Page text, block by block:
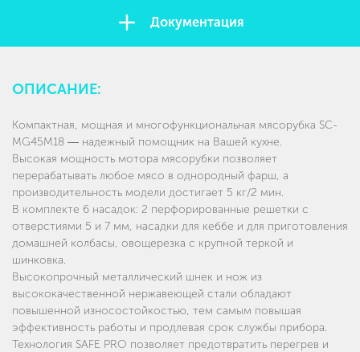
Документация
ОПИСАНИЕ:
Компактная, мощная и многофункциональная мясорубка SC-
MG45M18 ― надежный помощник на Вашей кухне.
Высокая мощность мотора мясорубки позволяет
перерабатывать любое мясо в однородный фарш, а
производительность модели достигает 5 кг/2 мин.
В комплекте 6 насадок: 2 перфорированные решетки с
отверстиями 5 и 7 мм, насадки для кеббе и для приготовления
домашней колбасы, овощерезка с крупной теркой и
шинковка.
Высокопрочный металлический шнек и нож из
высококачественной нержавеющей стали обладают
повышенной износостойкостью, тем самым повышая
эффективность работы и продлевая срок службы прибора.
Технология SAFE PRO позволяет предотвратить перегрев и